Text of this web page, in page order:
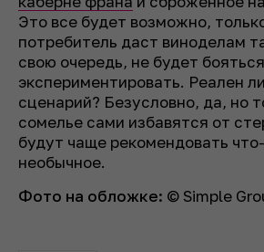
Это все будет возможно,
потребитель даст виноделам
свою очередь, не будет бояться
экспериментировать. Реален
сценарий? Безусловно, да, но
сомелье сами избавятся от
будут чаще рекомендовать
необычное.
Фото на обложке: © Simple